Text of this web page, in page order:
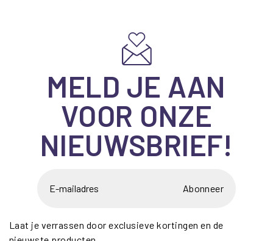
MELD JE AAN
VOOR ONZE
NIEUWSBRIEF!
Abonneer
Laat je verrassen door exclusieve kortingen en de